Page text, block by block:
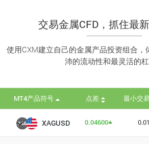
交易金属CFD，抓住最
使用CXM建立自己的金属产品投资组合
沛的流动性和最灵活的杠
MT4产品符号 点差 最小交
XAGUSD 0.04600 0.01